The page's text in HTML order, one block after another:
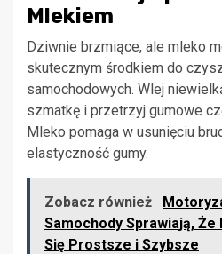
Mlekiem
Dziwnie brzmiące, ale mleko
skutecznym środkiem do
samochodowych. Wlej
szmatkę i przetrzyj gumowe
Mleko pomaga w usunięciu
elastyczność gumy.
Zobacz również
Samochody Sprawiają, Że
Się Prostsze i Szybsze